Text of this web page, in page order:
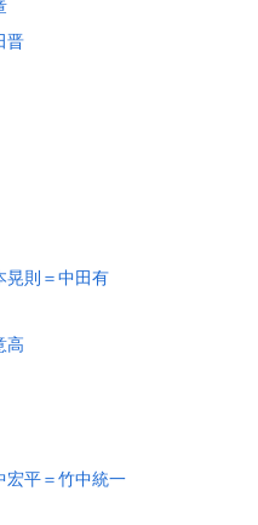
晋
晃則＝中田有
高
宏平＝竹中統一